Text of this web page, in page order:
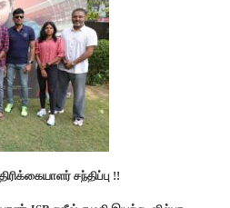
சந்திப்பு !!